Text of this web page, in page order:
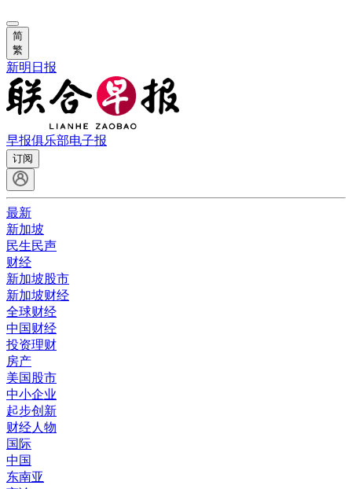
简
繁
新明日报
早报俱乐部电子报
订阅
最新
新加坡
民生民声
财经
新加坡股市
新加坡财经
全球财经
中国财经
投资理财
房产
美国股市
中小企业
起步创新
财经人物
国际
中国
东南亚